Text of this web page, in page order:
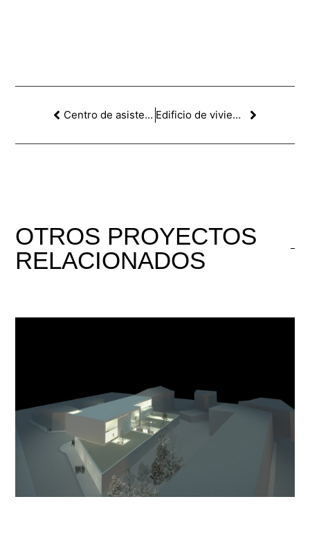
Centro de asistencia primaria en l’Aldea. 2º PREMIO Edificio de viviendas VPO en Matadepera. 2ºPREMIO
OTROS PROYECTOS
RELACIONADOS